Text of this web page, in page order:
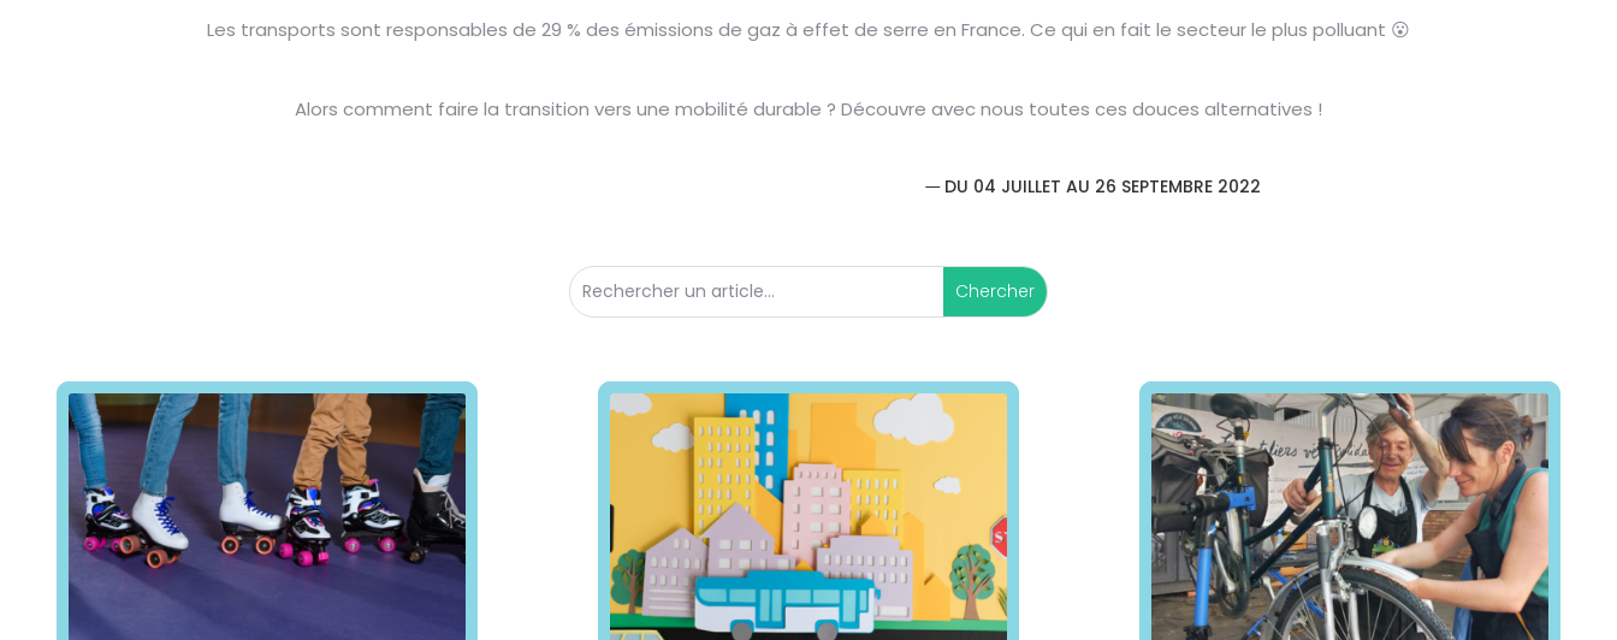
Les transports sont responsables de 29 % des émissions de gaz à effet de serre en France. Ce qui en fait le secteur le plus polluant 😮
Alors comment faire la transition vers une mobilité durable ? Découvre avec nous toutes ces douces alternatives !
DU 04 JUILLET AU 26 SEPTEMBRE 2022